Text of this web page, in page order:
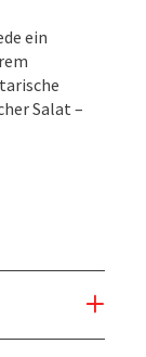
ein
Salat –